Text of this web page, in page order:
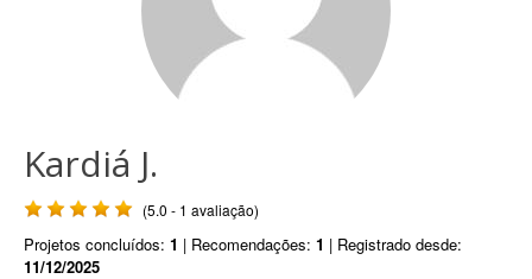
Kardiá J.
(5.0 - 1 avaliação)
Projetos concluídos: 1 | Recomendações: 1 | Registrado desde:
11/12/2025